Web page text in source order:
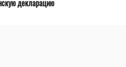
декларацию